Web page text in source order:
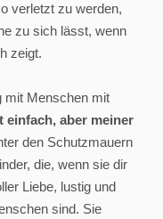
verletzt zu werden,
zu sich lässt, wenn
zeigt.
mit Menschen mit
einfach, aber meiner
den Schutzmauern
die, wenn sie dir
Liebe, lustig und
sind. Sie